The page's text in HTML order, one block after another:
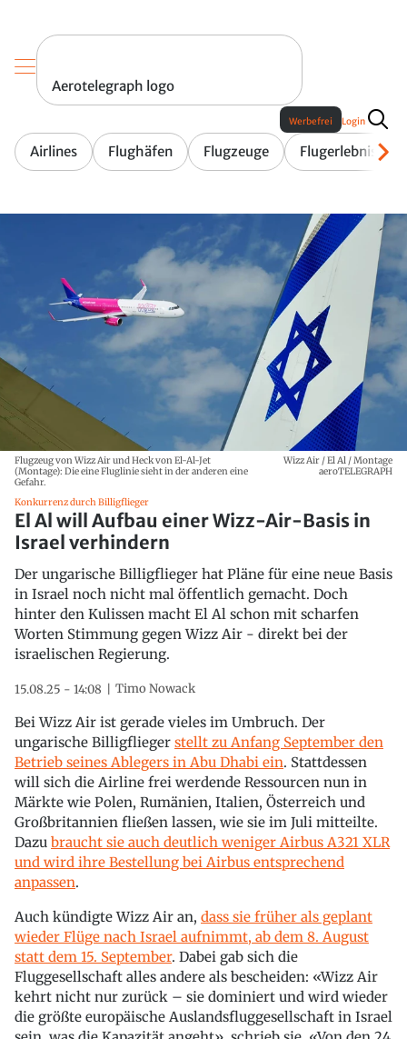
Aerotelegraph logo
Airlines Flughäfen Flugzeuge Flugerlebnis
Werbefrei Login
Flugzeug von Wizz Air und Heck von El-Al-Jet
(Montage): Die eine Fluglinie sieht in der anderen eine
Gefahr.
Wizz Air / El Al / Montage
aeroTELEGRAPH
Konkurrenz durch Billigflieger
El Al will Aufbau einer Wizz-Air-Basis in
Israel verhindern
Der ungarische Billigflieger hat Pläne für eine neue Basis
in Israel noch nicht mal öffentlich gemacht. Doch
hinter den Kulissen macht El Al schon mit scharfen
Worten Stimmung gegen Wizz Air - direkt bei der
israelischen Regierung.
15.08.25 - 14:08 Timo Nowack
Bei Wizz Air ist gerade vieles im Umbruch. Der
ungarische Billigflieger stellt zu Anfang September den
Betrieb seines Ablegers in Abu Dhabi ein. Stattdessen
will sich die Airline frei werdende Ressourcen nun in
Märkte wie Polen, Rumänien, Italien, Österreich und
Großbritannien fließen lassen, wie sie im Juli mitteilte.
Dazu braucht sie auch deutlich weniger Airbus A321 XLR
und wird ihre Bestellung bei Airbus entsprechend
anpassen.
Auch kündigte Wizz Air an, dass sie früher als geplant
wieder Flüge nach Israel aufnimmt, ab dem 8. August
statt dem 15. September. Dabei gab sich die
Fluggesellschaft alles andere als bescheiden: «Wizz Air
kehrt nicht nur zurück – sie dominiert und wird wieder
die größte europäische Auslandsfluggesellschaft in Israel